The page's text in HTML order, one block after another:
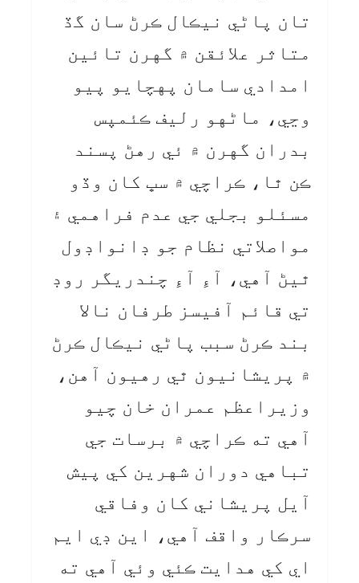
تان پاڻي نيڪال ڪرڻ سان گڏ
متاثر علائقن ۾ گهرن تائين
امدادي سامان پهچايو پيو
وڃي، ماڻهو رليف ڪئمپس
بدران گهرن ۾ ئي رهڻ پسند
ڪن ٿا، ڪراچي ۾ سڀ کان وڏو
مسئلو بجلي جي عدم فراهمي ۽
مواصلاتي نظام جو ڊانواڊول
ٿيڻ آهي، آءِ آءِ چندريگر روڊ
تي قائم آفيسز طرفان نالا
بند ڪرڻ سبب پاڻي نيڪال ڪرڻ
۾ پريشانيون ٿي رهيون آهن،
وزيراعظم عمران خان چيو
آهي ته ڪراچي ۾ برسات جي
تباهي دوران شهرين کي پيش
آيل پريشاني کان وفاقي
سرڪار واقف آهي، اين ڊي ايم
اي کي هدايت ڪئي وئي آهي ته